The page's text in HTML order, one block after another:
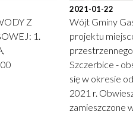
Z
1.
2021-01-22
Wójt Gminy
projektu
Szczerbice -
się w okresie
2021 r.
zamieszczone